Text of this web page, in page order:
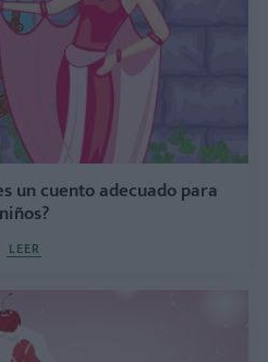
un cuento adecuado para
niños?
LEER